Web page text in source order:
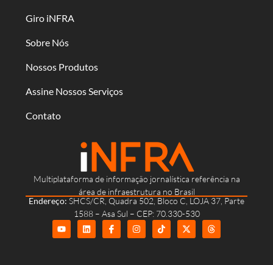
Multiplataforma de informação jornalística referência na
área de infraestrutura no Brasil
Endereço: SHCS/CR, Quadra 502, Bloco C, LOJA 37, Parte
1588 – Asa Sul – CEP: 70.330-530
Giro iNFRA
Sobre Nós
Nossos Produtos
Assine Nossos Serviços
Contato